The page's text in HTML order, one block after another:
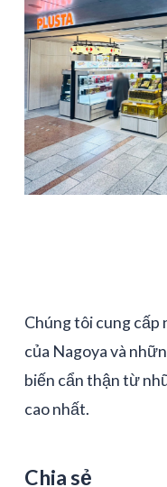
Chúng tôi cung cấp
của Nagoya và
biến cẩn thận từ
cao nhất.
Chia sẻ